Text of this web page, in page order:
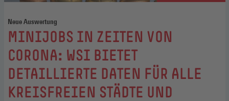
Neue Auswertung
:
MINIJOBS IN ZEITEN VON
CORONA: WSI BIETET
DETAILLIERTE DATEN FÜR ALLE
KREISFREIEN STÄDTE UND